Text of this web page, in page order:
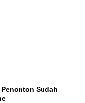
Penonton Sudah